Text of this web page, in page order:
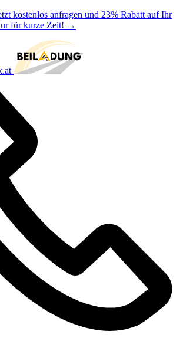
kostenlos anfragen und 23% Rabatt auf Ihr
für kurze Zeit! →